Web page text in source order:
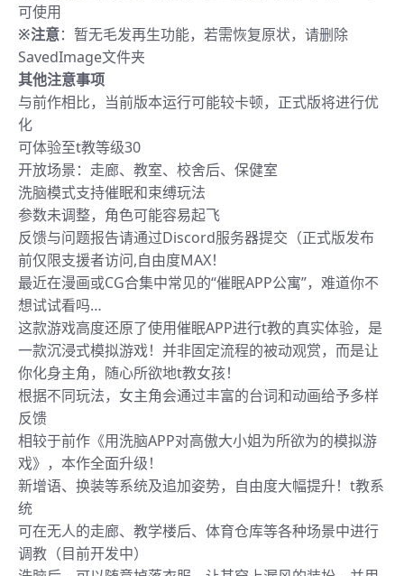
可使用
※注意：暂无毛发再生功能，若需恢复原状，请删除
SavedImage文件夹
其他注意事项
与前作相比，当前版本运行可能较卡顿，正式版将进行优
化
可体验至t教等级30
开放场景：走廊、教室、校舍后、保健室
洗脑模式支持催眠和束缚玩法
参数未调整，角色可能容易起飞
反馈与问题报告请通过Discord服务器提交（正式版发布
前仅限支援者访问,自由度MAX！
最近在漫画或CG合集中常见的“催眠APP公寓”，难道你不
想试试看吗…
这款游戏高度还原了使用催眠APP进行t教的真实体验，是
一款沉浸式模拟游戏！并非固定流程的被动观赏，而是让
你化身主角，随心所欲地t教女孩！
根据不同玩法，女主角会通过丰富的台词和动画给予多样
反馈
相较于前作《用洗脑APP对高傲大小姐为所欲为的模拟游
戏》，本作全面升级！
新增语、换装等系统及追加姿势，自由度大幅提升！t教系
统
可在无人的走廊、教学楼后、体育仓库等各种场景中进行
调教（目前开发中）